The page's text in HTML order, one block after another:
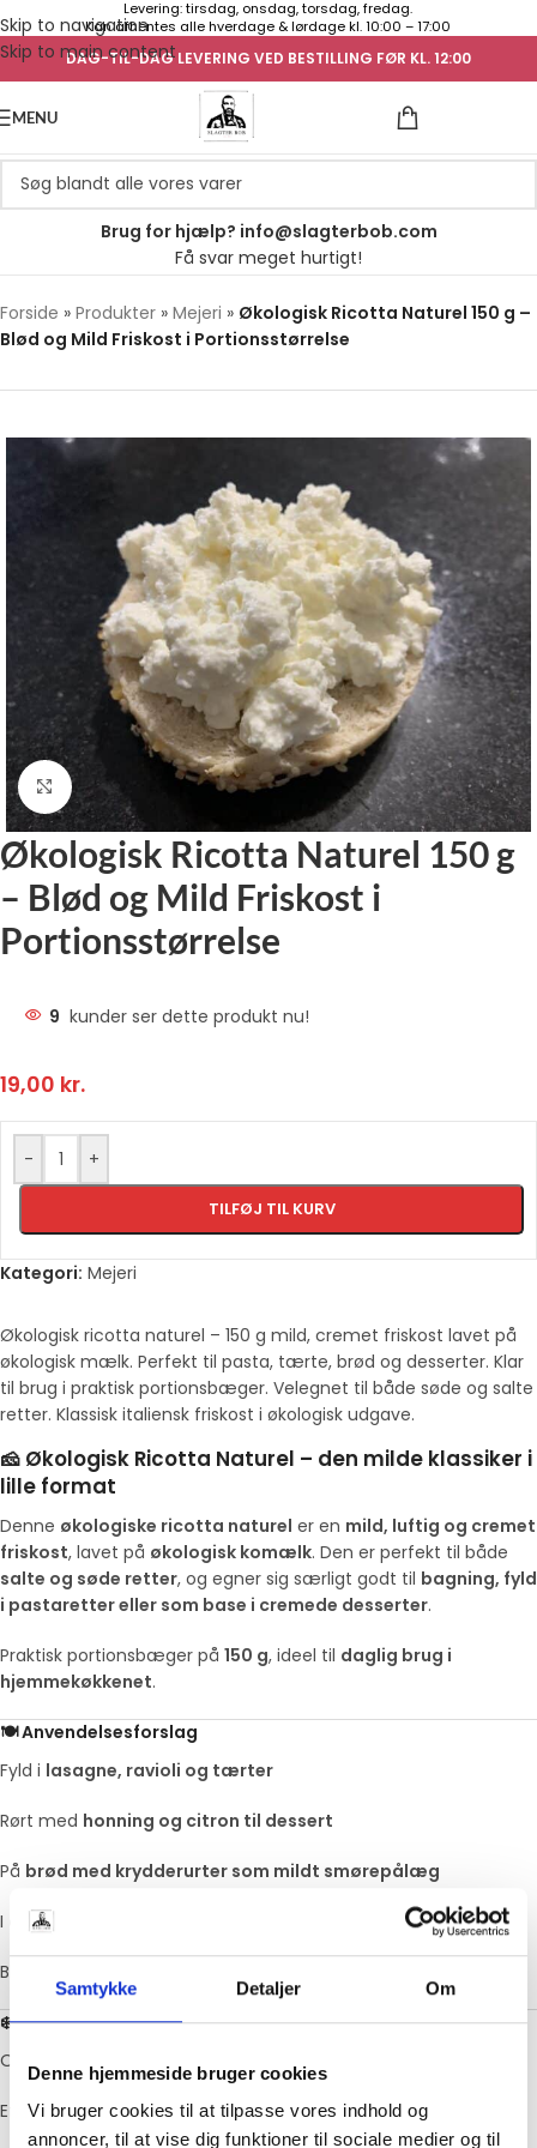
Samtykke Detaljer Om
Denne hjemmeside bruger cookies
Vi bruger cookies til at tilpasse vores indhold og
annoncer, til at vise dig funktioner til sociale medier og til
Skip to navigation
Skip to main content
Levering: tirsdag, onsdag, torsdag, fredag.
Kan afhentes alle hverdage & lørdage kl. 10:00 – 17:00
DAG-TIL-DAG LEVERING VED BESTILLING FØR KL. 12:00
MENU
Brug for hjælp? info@slagterbob.com
Få svar meget hurtigt!
Forside » Produkter » Mejeri » Økologisk Ricotta Naturel 150 g –
Blød og Mild Friskost i Portionsstørrelse
Klik for at forstørre
Økologisk Ricotta Naturel 150 g
– Blød og Mild Friskost i
Portionsstørrelse
9 kunder ser dette produkt nu!
19,00 kr.
- +
TILFØJ TIL KURV
Kategori: Mejeri
Økologisk ricotta naturel – 150 g mild, cremet friskost lavet på
økologisk mælk. Perfekt til pasta, tærte, brød og desserter. Klar
til brug i praktisk portionsbæger. Velegnet til både søde og salte
retter. Klassisk italiensk friskost i økologisk udgave.
🧀 Økologisk Ricotta Naturel – den milde klassiker i
lille format
Denne økologiske ricotta naturel er en mild, luftig og cremet
friskost, lavet på økologisk komælk. Den er perfekt til både
salte og søde retter, og egner sig særligt godt til bagning, fyld
i pastaretter eller som base i cremede desserter.
Praktisk portionsbæger på 150 g, ideel til daglig brug i
hjemmekøkkenet.
🍽️ Anvendelsesforslag
Fyld i lasagne, ravioli og tærter
Rørt med honning og citron til dessert
På brød med krydderurter som mildt smørepålæg
I cheesecake, pandekager eller bagværk
Bland med spinat og brug som
❄️ Opbevaring
Opbevares ved
Efter åbning: Brug inden for2–3 dage